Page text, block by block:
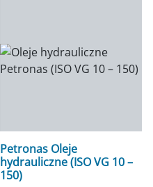
Petronas Oleje
hydrauliczne (ISO VG 10 –
150)